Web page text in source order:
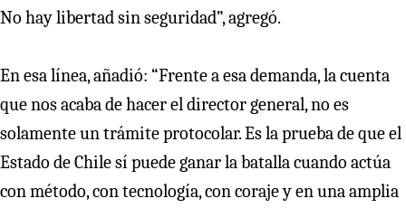
No hay libertad sin seguridad”, agregó.
En esa línea, añadió: “Frente a esa demanda, la cuenta
que nos acaba de hacer el director general, no es
solamente un trámite protocolar. Es la prueba de que el
Estado de Chile sí puede ganar la batalla cuando actúa
con método, con tecnología, con coraje y en una amplia